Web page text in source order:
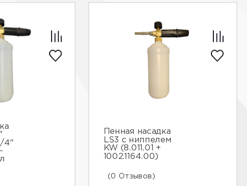
4"
Пенная насадка
LS3 с ниппелем
KW (8.011.01 +
1002.1164.00)
(0 Отзывов)